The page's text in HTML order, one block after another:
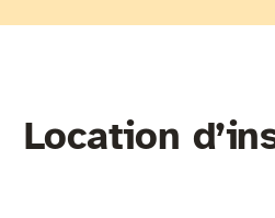
Location